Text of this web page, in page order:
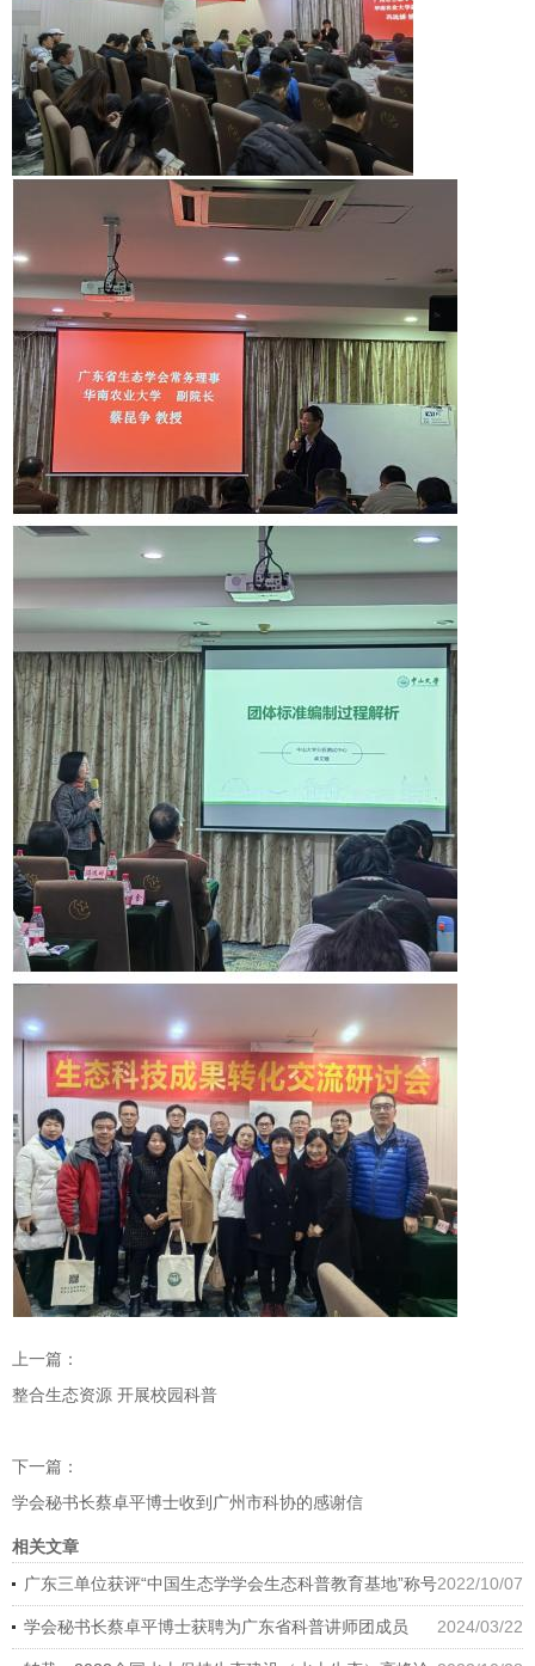
上一篇：
整合生态资源 开展校园科普
下一篇：
学会秘书长蔡卓平博士收到广州市科协的感谢信
相关文章
2022/10/07
广东三单位获评“中国生态学学会生态科普教育基地”称号
2024/03/22
学会秘书长蔡卓平博士获聘为广东省科普讲师团成员